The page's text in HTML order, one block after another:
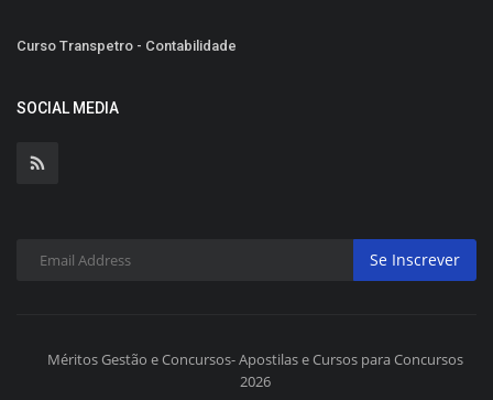
Curso Transpetro - Contabilidade
SOCIAL MEDIA
Se Inscrever
Méritos Gestão e Concursos- Apostilas e Cursos para Concursos
2026